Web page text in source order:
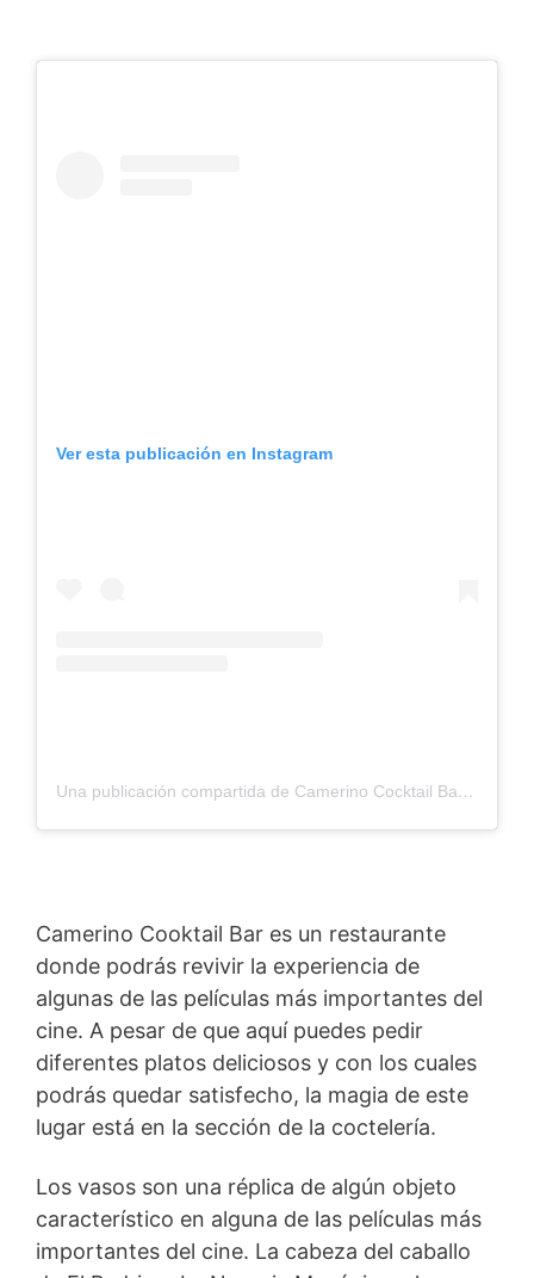
Ver esta publicación en Instagram
Una publicación compartida de Camerino Cocktail Bar (@camerinomadrid)
Camerino Cooktail Bar es un restaurante
donde podrás revivir la experiencia de
algunas de las películas más importantes del
cine. A pesar de que aquí puedes pedir
diferentes platos deliciosos y con los cuales
podrás quedar satisfecho, la magia de este
lugar está en la sección de la coctelería.
Los vasos son una réplica de algún objeto
característico en alguna de las películas más
importantes del cine. La cabeza del caballo